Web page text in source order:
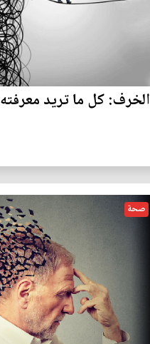
الخرف: كل ما تريد معرفته
صحة